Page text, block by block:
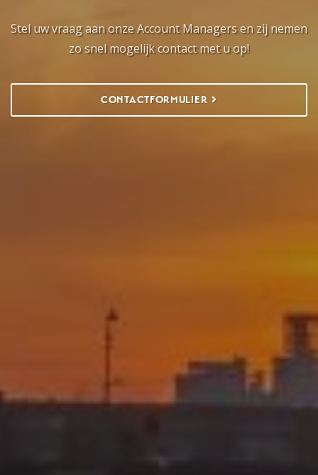
Stel uw vraag aan onze Account Managers en zij nemen
zo snel mogelijk contact met u op!
CONTACTFORMULIER